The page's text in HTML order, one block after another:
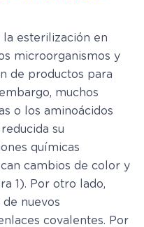
esterilización en
microorganismos y
de productos para
muchos
o los aminoácidos
su
químicas
cambios de color y
1). Por otro lado,
nuevos
covalentes. Por